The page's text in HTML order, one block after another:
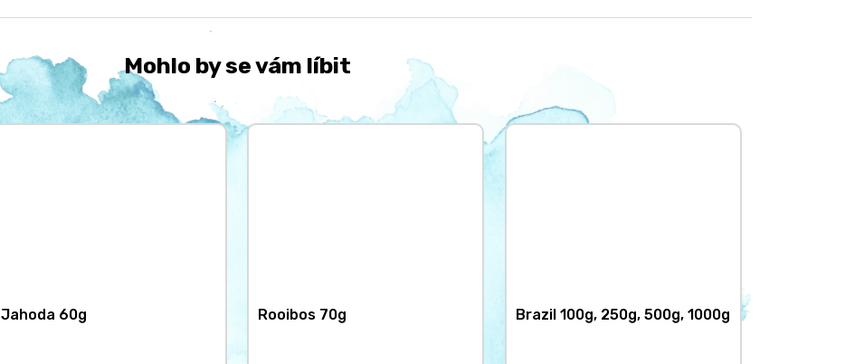
Mohlo by se vám líbit
Jahoda 60g Rooibos 70g Brazil 100g, 250g, 500g, 1000g